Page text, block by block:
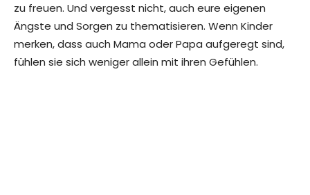
zu freuen. Und vergesst nicht, auch eure eigenen
Ängste und Sorgen zu thematisieren. Wenn Kinder
merken, dass auch Mama oder Papa aufgeregt sind,
fühlen sie sich weniger allein mit ihren Gefühlen.